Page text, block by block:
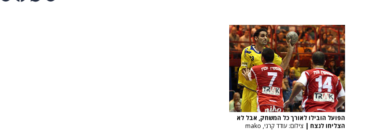
הפועל הובילו לאורך כל המשחק, אבל לא
הצליחו לנצח | צילום: עודד קרני, mako